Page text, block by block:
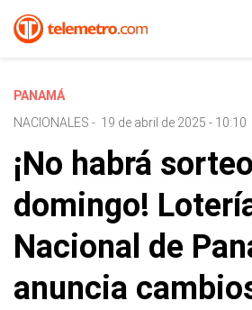
PANAMÁ
NACIONALES - 19 de abril de 2025 - 10:10
¡No habrá
domingo!
Nacional de
anuncia